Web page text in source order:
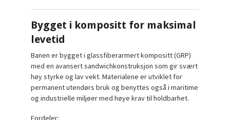
Bygget i kompositt for maksimal
levetid
Banen er bygget i glassfiberarmert kompositt (GRP)
med en avansert sandwichkonstruksjon som gir svært
høy styrke og lav vekt. Materialene er utviklet for
permanent utendørs bruk og benyttes også i maritime
og industrielle miljøer med høye krav til holdbarhet.
Fordeler: